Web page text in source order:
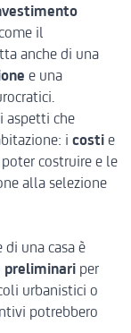
il
anche di una
e una
aspetti che
i costi e
poter costruire e le
alla selezione
una casa è
preliminari per
urbanistici o
potrebbero